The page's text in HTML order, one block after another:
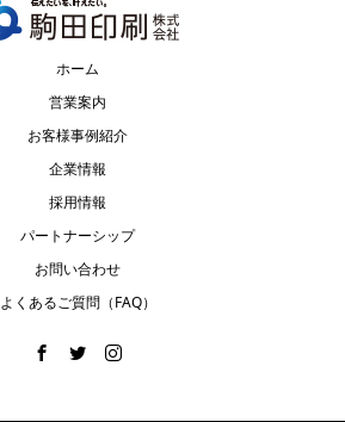
ホーム
営業案内
お客様事例紹介
企業情報
採用情報
パートナーシップ
お問い合わせ
よくあるご質問（FAQ）